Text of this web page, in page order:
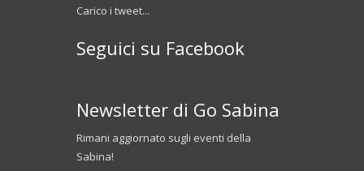
Carico i tweet...
Seguici su Facebook
Newsletter di Go Sabina
Rimani aggiornato sugli eventi della
Sabina!